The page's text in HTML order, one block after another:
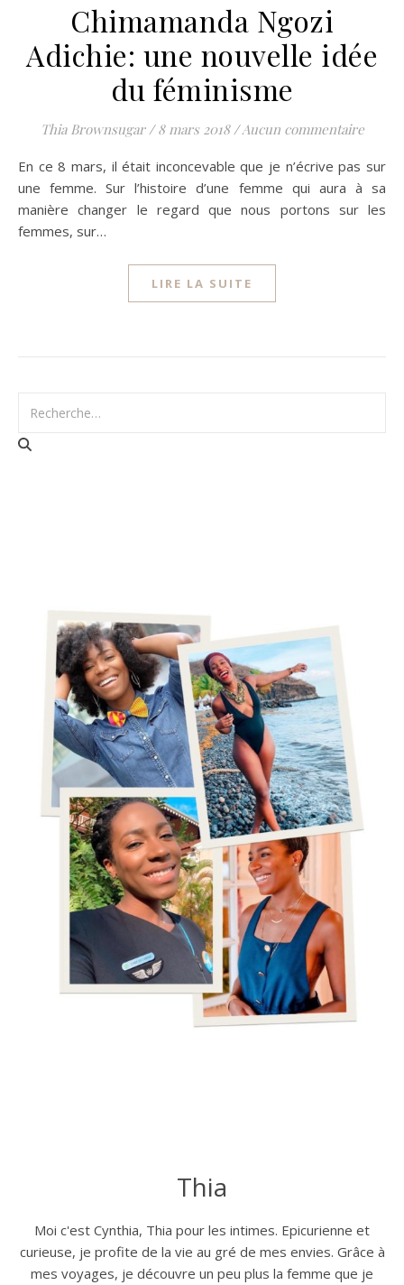
Chimamanda Ngozi
Adichie: une nouvelle idée
du féminisme
Thia Brownsugar / 8 mars 2018 /Aucun commentaire
En ce 8 mars, il était inconcevable que je n’écrive pas sur
une femme. Sur l’histoire d’une femme qui aura à sa
manière changer le regard que nous portons sur les
femmes, sur…
LIRE LA SUITE
Thia
Moi c'est Cynthia, Thia pour les intimes. Epicurienne et
curieuse, je profite de la vie au gré de mes envies. Grâce à
mes voyages, je découvre un peu plus la femme que je